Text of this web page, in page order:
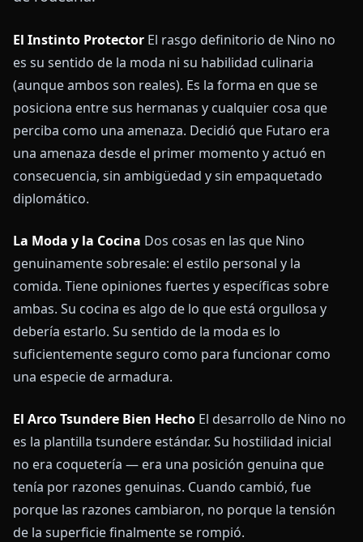
El Instinto Protector El rasgo definitorio de Nino no
es su sentido de la moda ni su habilidad culinaria
(aunque ambos son reales). Es la forma en que se
posiciona entre sus hermanas y cualquier cosa que
perciba como una amenaza. Decidió que Futaro era
una amenaza desde el primer momento y actuó en
consecuencia, sin ambigüedad y sin empaquetado
diplomático.
La Moda y la Cocina Dos cosas en las que Nino
genuinamente sobresale: el estilo personal y la
comida. Tiene opiniones fuertes y específicas sobre
ambas. Su cocina es algo de lo que está orgullosa y
debería estarlo. Su sentido de la moda es lo
suficientemente seguro como para funcionar como
una especie de armadura.
El Arco Tsundere Bien Hecho El desarrollo de Nino no
es la plantilla tsundere estándar. Su hostilidad inicial
no era coquetería — era una posición genuina que
tenía por razones genuinas. Cuando cambió, fue
porque las razones cambiaron, no porque la tensión
de la superficie finalmente se rompió.